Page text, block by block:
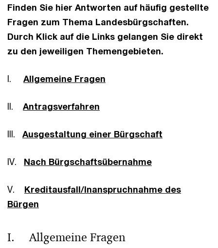
Finden Sie hier Antworten auf häufig gestellte
Fragen zum Thema Landesbürgschaften.
Durch Klick auf die Links gelangen Sie direkt
zu den jeweiligen Themengebieten.
I. Allgemeine Fragen
II. Antragsverfahren
III. Ausgestaltung einer Bürgschaft
IV. Nach Bürgschaftsübernahme
V. Kreditausfall/Inanspruchnahme des
Bürgen
I. Allgemeine Fragen